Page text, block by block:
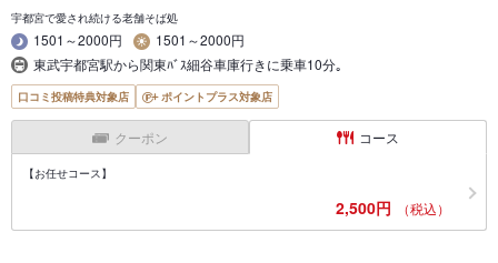
宇都宮で愛され続ける老舗そば処
1501～2000円
1501～2000円
東武宇都宮駅から関東ﾊﾞｽ細谷車庫行きに乗車10分｡
口コミ投稿特典対象店 ポイントプラス対象店
クーポン コース
【お任せコース】
2,500円 （税込）